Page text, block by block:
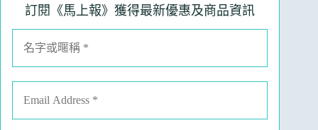
訂閱《馬上報》獲得最新優惠及商品資訊